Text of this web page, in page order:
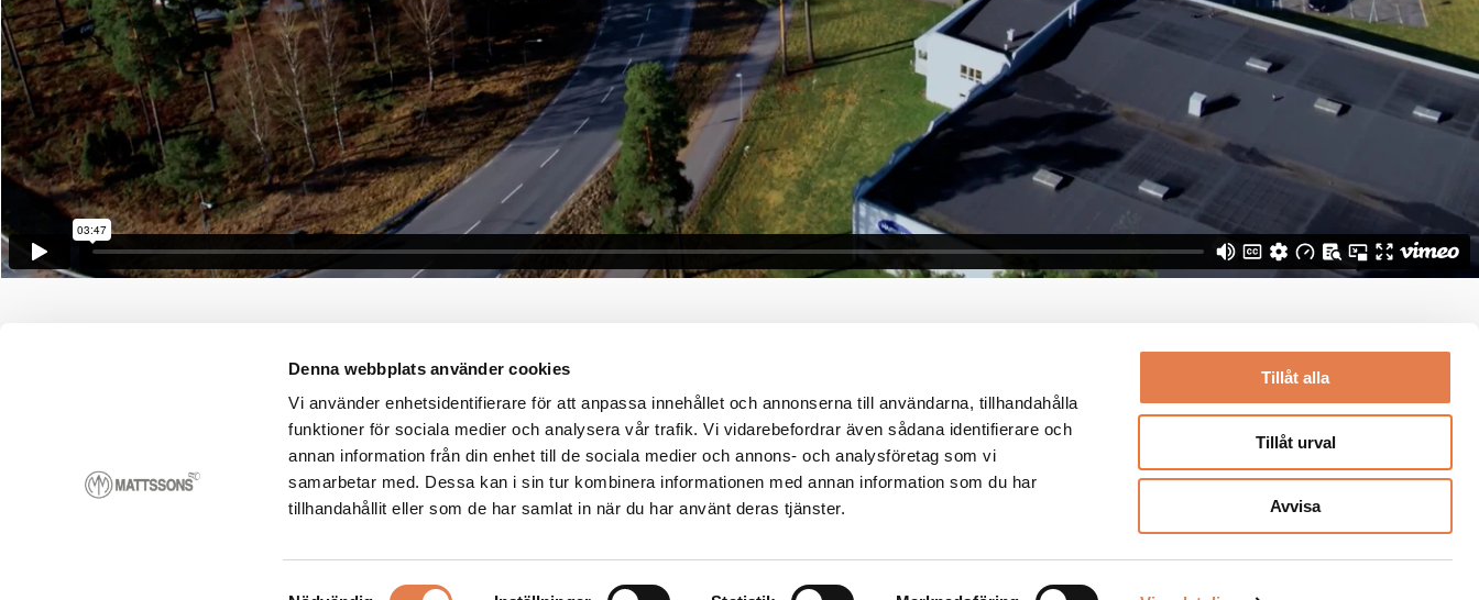
Denna webbplats använder cookies
Vi använder enhetsidentifierare för att anpassa innehållet och annonserna till användarna, tillhandahålla
funktioner för sociala medier och analysera vår trafik. Vi vidarebefordrar även sådana identifierare och
annan information från din enhet till de sociala medier och annons- och analysföretag som vi
samarbetar med. Dessa kan i sin tur kombinera informationen med annan information som du har
tillhandahållit eller som de har samlat in när du har använt deras tjänster.
Samtyckesval
Tillåt alla
Tillåt urval
Avvisa